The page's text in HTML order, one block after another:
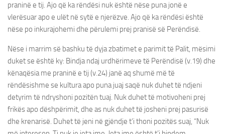
praninë e tij. Ajo që ka rëndësi nuk është nëse puna jonë e
vlerësuar apo e ulët në sytë e njerëzve. Ajo që ka rëndësi është
nëse po inkurajohemi dhe përulemi prej pranisë së Perëndisë.
Nëse i marrim së bashku të dyja zbatimet e parimit të Palit, mësimi
duket se është ky: Bindja ndaj urdhërimeve të Perëndisë (v.19) dhe
kënaqësia me praninë e tij (v.24) janë aq shumë më të
rëndësishme se kultura apo puna juaj saqë nuk duhet të ndjeni
detyrim të ndryshoni pozitën tuaj. Nuk duhet të motivoheni prej
frikës apo dëshpërimit, dhe as nuk duhet të josheni prej pasurisë
dhe krenarisë. Duhet të jeni në gjëndje t’i thoni pozitës suaj, “Nuk